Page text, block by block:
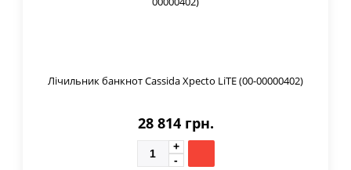
Лічильник банкнот Cassida Xpecto LiTE (00-00000402)
28 814 грн.